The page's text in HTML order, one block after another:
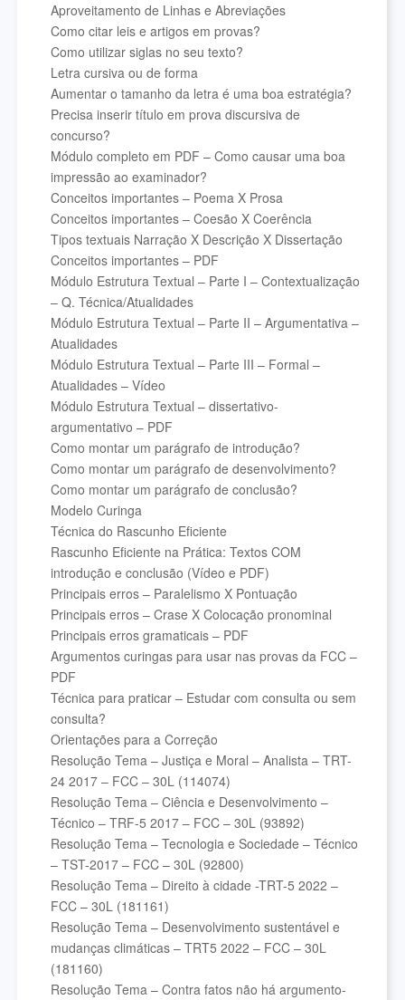
Aproveitamento de Linhas e Abreviações
Como citar leis e artigos em provas?
Como utilizar siglas no seu texto?
Letra cursiva ou de forma
Aumentar o tamanho da letra é uma boa estratégia?
Precisa inserir título em prova discursiva de
concurso?
Módulo completo em PDF – Como causar uma boa
impressão ao examinador?
Conceitos importantes – Poema X Prosa
Conceitos importantes – Coesão X Coerência
Tipos textuais Narração X Descrição X Dissertação
Conceitos importantes – PDF
Módulo Estrutura Textual – Parte I – Contextualização
– Q. Técnica/Atualidades
Módulo Estrutura Textual – Parte II – Argumentativa –
Atualidades
Módulo Estrutura Textual – Parte III – Formal –
Atualidades – Vídeo
Módulo Estrutura Textual – dissertativo-
argumentativo – PDF
Como montar um parágrafo de introdução?
Como montar um parágrafo de desenvolvimento?
Como montar um parágrafo de conclusão?
Modelo Curinga
Técnica do Rascunho Eficiente
Rascunho Eficiente na Prática: Textos COM
introdução e conclusão (Vídeo e PDF)
Principais erros – Paralelismo X Pontuação
Principais erros – Crase X Colocação pronominal
Principais erros gramaticais – PDF
Argumentos curingas para usar nas provas da FCC –
PDF
Técnica para praticar – Estudar com consulta ou sem
consulta?
Orientações para a Correção
Resolução Tema – Justiça e Moral – Analista – TRT-
24 2017 – FCC – 30L (114074)
Resolução Tema – Ciência e Desenvolvimento –
Técnico – TRF-5 2017 – FCC – 30L (93892)
Resolução Tema – Tecnologia e Sociedade – Técnico
– TST-2017 – FCC – 30L (92800)
Resolução Tema – Direito à cidade -TRT-5 2022 –
FCC – 30L (181161)
Resolução Tema – Desenvolvimento sustentável e
mudanças climáticas – TRT5 2022 – FCC – 30L
(181160)
Resolução Tema – Contra fatos não há argumento-